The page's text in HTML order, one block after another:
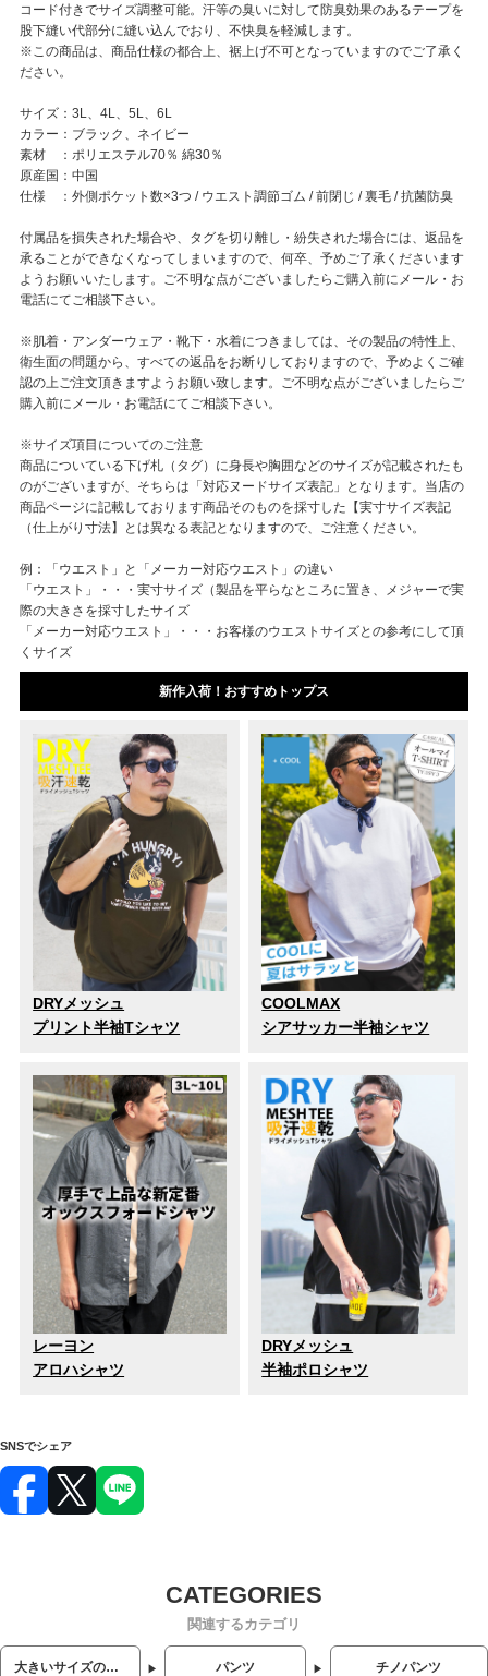
コード付きでサイズ調整可能。汗等の臭いに対して防臭効果のあるテープを
股下縫い代部分に縫い込んでおり、不快臭を軽減します。
※この商品は、商品仕様の都合上、裾上げ不可となっていますのでご了承く
ださい。
サイズ：3L、4L、5L、6L
カラー：ブラック、ネイビー
素材 ：ポリエステル70％ 綿30％
原産国：中国
仕様 ：外側ポケット数×3つ / ウエスト調節ゴム / 前閉じ / 裏毛 / 抗菌防臭
付属品を損失された場合や、タグを切り離し・紛失された場合には、返品を
承ることができなくなってしまいますので、何卒、予めご了承くださいます
ようお願いいたします。ご不明な点がございましたらご購入前にメール・お
電話にてご相談下さい。
※肌着・アンダーウェア・靴下・水着につきましては、その製品の特性上、
衛生面の問題から、すべての返品をお断りしておりますので、予めよくご確
認の上ご注文頂きますようお願い致します。ご不明な点がございましたらご
購入前にメール・お電話にてご相談下さい。
※サイズ項目についてのご注意
商品についている下げ札（タグ）に身長や胸囲などのサイズが記載されたも
のがございますが、そちらは「対応ヌードサイズ表記」となります。当店の
商品ページに記載しております商品そのものを採寸した【実寸サイズ表記
（仕上がり寸法】とは異なる表記となりますので、ご注意ください。
例：「ウエスト」と「メーカー対応ウエスト」の違い
「ウエスト」・・・実寸サイズ（製品を平らなところに置き、メジャーで実
際の大きさを採寸したサイズ
「メーカー対応ウエスト」・・・お客様のウエストサイズとの参考にして頂
くサイズ
新作入荷！おすすめトップス
DRYメッシュ
プリント半袖Tシャツ
COOLMAX
シアサッカー半袖シャツ
レーヨン
アロハシャツ
DRYメッシュ
半袖ポロシャツ
SNSでシェア
関連するカテゴリ
大きいサイズのメンズ服 パンツ チノパンツ